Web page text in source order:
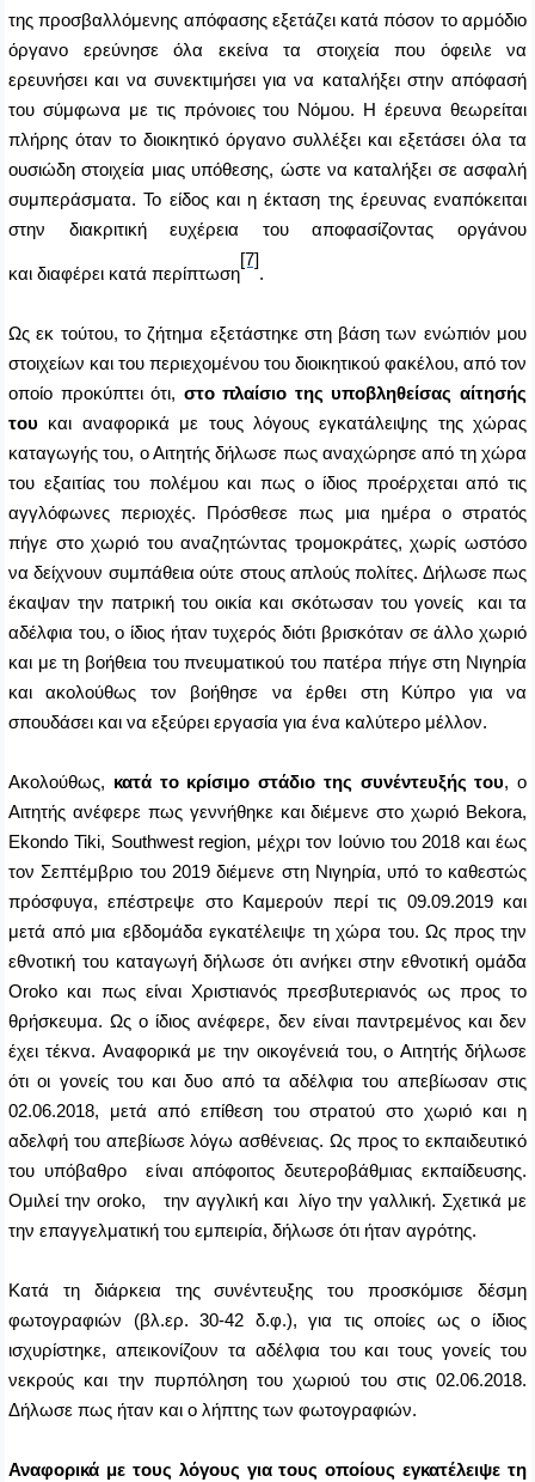
της προσβαλλόμενης απόφασης εξετάζει κατά πόσον το αρμόδιο
όργανο ερεύνησε όλα εκείνα τα στοιχεία που όφειλε να
ερευνήσει και να συνεκτιμήσει για να καταλήξει στην απόφασή
του σύμφωνα με τις πρόνοιες του Νόμου. Η έρευνα θεωρείται
πλήρης όταν το διοικητικό όργανο συλλέξει και εξετάσει όλα τα
ουσιώδη στοιχεία μιας υπόθεσης, ώστε να καταλήξει σε ασφαλή
συμπεράσματα. Το είδος και η έκταση της έρευνας εναπόκειται
στην διακριτική ευχέρεια του αποφασίζοντας οργάνου
και διαφέρει κατά περίπτωση
[7]
.
Ως εκ τούτου, το ζήτημα εξετάστηκε στη βάση των ενώπιόν μου
στοιχείων και του περιεχομένου του διοικητικού φακέλου, από τον
οποίο προκύπτει ότι, στο πλαίσιο της υποβληθείσας αίτησής
του και αναφορικά με τους λόγους εγκατάλειψης της χώρας
καταγωγής του, ο Αιτητής δήλωσε πως αναχώρησε από τη χώρα
του εξαιτίας του πολέμου και πως ο ίδιος προέρχεται από τις
αγγλόφωνες περιοχές. Πρόσθεσε πως μια ημέρα ο στρατός
πήγε στο χωριό του αναζητώντας τρομοκράτες, χωρίς ωστόσο
να δείχνουν συμπάθεια ούτε στους απλούς πολίτες. Δήλωσε πως
έκαψαν την πατρική του οικία και σκότωσαν του γονείς και τα
αδέλφια του, ο ίδιος ήταν τυχερός διότι βρισκόταν σε άλλο χωριό
και με τη βοήθεια του πνευματικού του πατέρα πήγε στη Νιγηρία
και ακολούθως τον βοήθησε να έρθει στη Κύπρο για να
σπουδάσει και να εξεύρει εργασία για ένα καλύτερο μέλλον.
Ακολούθως, κατά το κρίσιμο στάδιο της συνέντευξής του, ο
Αιτητής ανέφερε πως γεννήθηκε και διέμενε στο χωριό Bekora,
Ekondo Tiki, Southwest region, μέχρι τον Ιούνιο του 2018 και έως
τον Σεπτέμβριο του 2019 διέμενε στη Νιγηρία, υπό το καθεστώς
πρόσφυγα, επέστρεψε στο Καμερούν περί τις 09.09.2019 και
μετά από μια εβδομάδα εγκατέλειψε τη χώρα του. Ως προς την
εθνοτική του καταγωγή δήλωσε ότι ανήκει στην εθνοτική ομάδα
Oroko και πως είναι Χριστιανός πρεσβυτεριανός ως προς το
θρήσκευμα. Ως ο ίδιος ανέφερε, δεν είναι παντρεμένος και δεν
έχει τέκνα. Αναφορικά με την οικογένειά του, ο Αιτητής δήλωσε
ότι οι γονείς του και δυο από τα αδέλφια του απεβίωσαν στις
02.06.2018, μετά από επίθεση του στρατού στο χωριό και η
αδελφή του απεβίωσε λόγω ασθένειας. Ως προς το εκπαιδευτικό
του υπόβαθρο είναι απόφοιτος δευτεροβάθμιας εκπαίδευσης.
Ομιλεί την oroko, την αγγλική και λίγο την γαλλική. Σχετικά με
την επαγγελματική του εμπειρία, δήλωσε ότι ήταν αγρότης.
Κατά τη διάρκεια της συνέντευξης του προσκόμισε δέσμη
φωτογραφιών (βλ.ερ. 30-42 δ.φ.), για τις οποίες ως ο ίδιος
ισχυρίστηκε, απεικονίζουν τα αδέλφια του και τους γονείς του
νεκρούς και την πυρπόληση του χωριού του στις 02.06.2018.
Δήλωσε πως ήταν και ο λήπτης των φωτογραφιών.
Αναφορικά με τους λόγους για τους οποίους εγκατέλειψε τη